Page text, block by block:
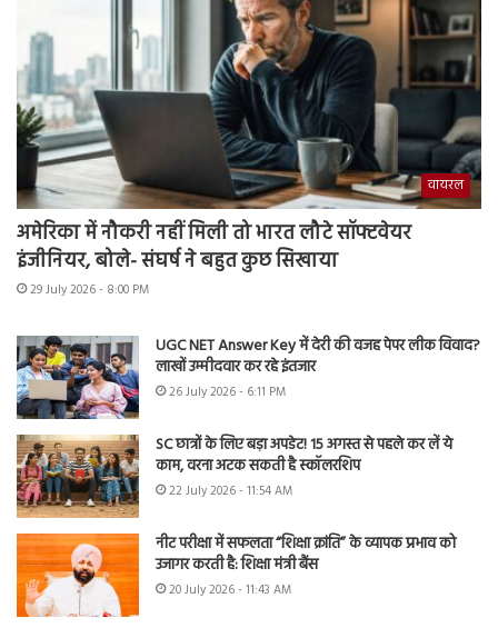
वायरल
अमेरिका में नौकरी नहीं मिली तो भारत लौटे सॉफ्टवेयर
इंजीनियर, बोले- संघर्ष ने बहुत कुछ सिखाया
29 July 2026 - 8:00 PM
UGC NET Answer Key में देरी की वजह पेपर लीक विवाद?
लाखों उम्मीदवार कर रहे इंतजार
26 July 2026 - 6:11 PM
SC छात्रों के लिए बड़ा अपडेट! 15 अगस्त से पहले कर लें ये
काम, वरना अटक सकती है स्कॉलरशिप
22 July 2026 - 11:54 AM
नीट परीक्षा में सफलता “शिक्षा क्रांति” के व्यापक प्रभाव को
उजागर करती है: शिक्षा मंत्री बैंस
20 July 2026 - 11:43 AM